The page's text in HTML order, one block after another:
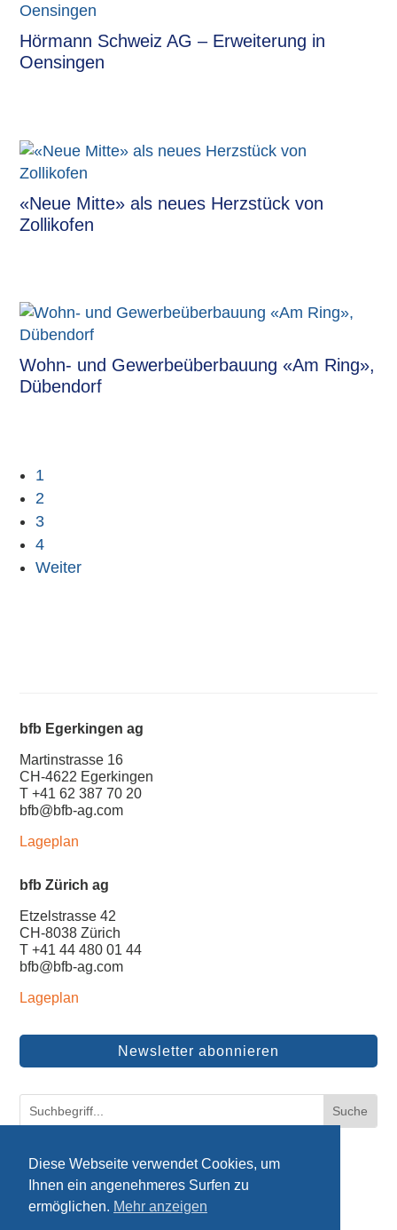
Hörmann Schweiz AG – Erweiterung in
Oensingen
«Neue Mitte» als neues Herzstück von
Zollikofen
Wohn- und Gewerbeüberbauung «Am Ring»,
Dübendorf
1
2
3
4
Weiter
bfb Egerkingen ag
Martinstrasse 16
CH-4622 Egerkingen
T +41 62 387 70 20
bfb@bfb-ag.com
Lageplan
bfb Zürich ag
Etzelstrasse 42
CH-8038 Zürich
T +41 44 480 01 44
bfb@bfb-ag.com
Lageplan
Newsletter abonnieren
© bfb ag|Impressum|Datenschutz
Diese Webseite verwendet Cookies, um
Ihnen ein angenehmeres Surfen zu
ermöglichen. Mehr anzeigen